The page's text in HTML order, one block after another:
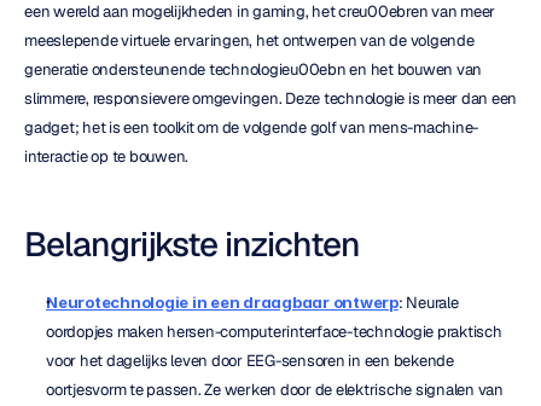
een wereld aan mogelijkheden in gaming, het creu00ebren van meer
meeslepende virtuele ervaringen, het ontwerpen van de volgende
generatie ondersteunende technologieu00ebn en het bouwen van
slimmere, responsievere omgevingen. Deze technologie is meer dan een
gadget; het is een toolkit om de volgende golf van mens-machine-
interactie op te bouwen.
Belangrijkste inzichten
Neurotechnologie in een draagbaar ontwerp: Neurale
oordopjes maken hersen-computerinterface-technologie praktisch
voor het dagelijks leven door EEG-sensoren in een bekende
oortjesvorm te passen. Ze werken door de elektrische signalen van